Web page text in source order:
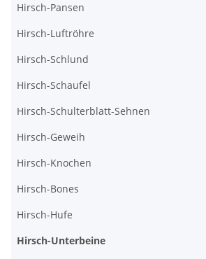
Hirsch-Pansen
Hirsch-Luftröhre
Hirsch-Schlund
Hirsch-Schaufel
Hirsch-Schulterblatt-Sehnen
Hirsch-Geweih
Hirsch-Knochen
Hirsch-Bones
Hirsch-Hufe
Hirsch-Unterbeine